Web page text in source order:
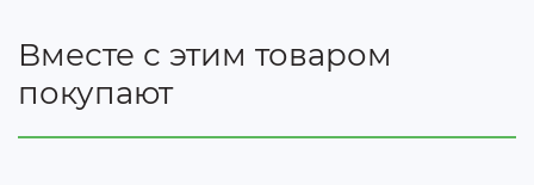
Вместе с этим товаром
покупают